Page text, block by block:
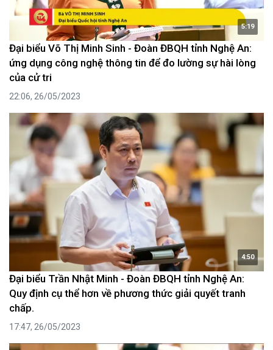
5:19
Đại biểu Võ Thị Minh Sinh - Đoàn ĐBQH tỉnh Nghệ An:
ứng dụng công nghệ thông tin để đo lường sự hài lòng
của cử tri
22:06, 26/05/2023
4:50
Đại biểu Trần Nhật Minh - Đoàn ĐBQH tỉnh Nghệ An:
Quy định cụ thể hơn về phương thức giải quyết tranh
chấp.
17:47, 26/05/2023